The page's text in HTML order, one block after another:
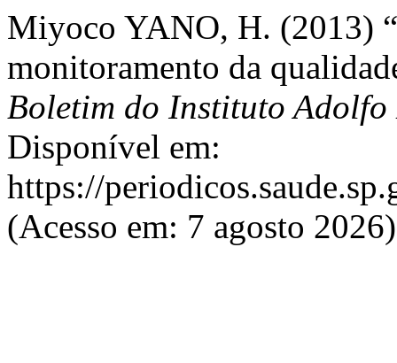
Miyoco YANO, H. (2013)
monitoramento da
Boletim do Instituto
Disponível em:
https://
(Acesso em: 7 agosto